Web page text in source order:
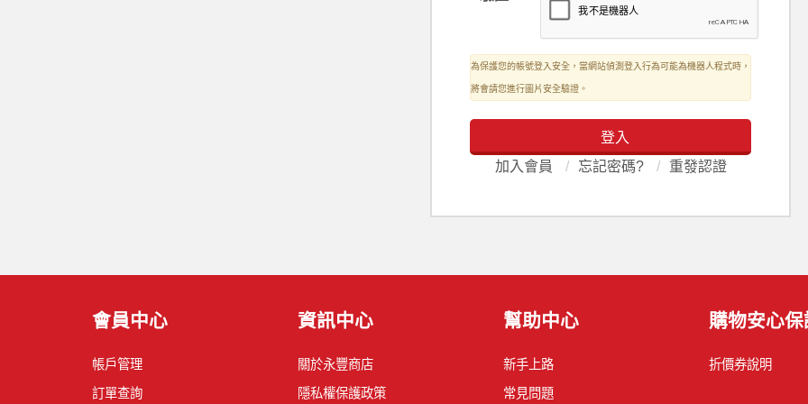
為保護您的帳號登入安全，當網站偵測登入行為可能為機器人程式時，
將會請您進行圖片安全驗證。
登入
加入會員
/ 忘記密碼? / 重發認證
會員中心
帳戶管理
訂單查詢
資訊中心
關於永豐商店
隱私權保護政策
幫助中心
新手上路
常見問題
購物安心保
折價券說明